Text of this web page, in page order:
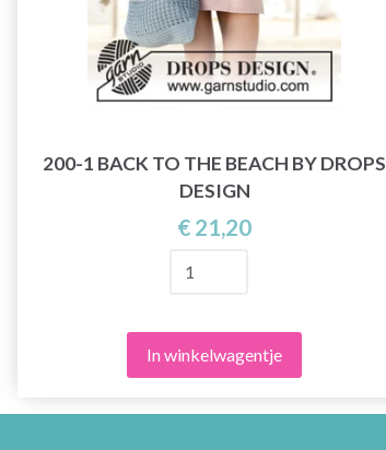
200-1 BACK TO THE BEACH BY DROPS
DESIGN
€ 21,20
In winkelwagentje